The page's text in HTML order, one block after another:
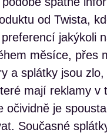
od Twista,
jakýkoli
měsíce, přes
a splátky jsou
mají reklamy v
očividně je
Současné